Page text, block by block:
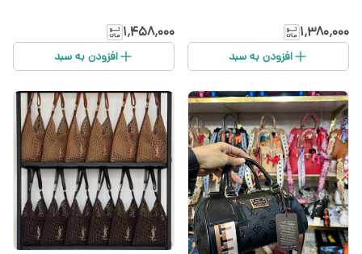
۱٬۳۸۰٬۰۰۰
افزودن به سبد
۱٬۴۵۸٬۰۰۰
افزودن به سبد